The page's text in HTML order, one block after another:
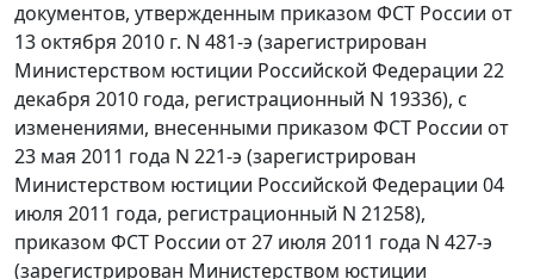
документов, утвержденным приказом ФСТ России от
13 октября 2010 г. N 481-э (зарегистрирован
Министерством юстиции Российской Федерации 22
декабря 2010 года, регистрационный N 19336), с
изменениями, внесенными приказом ФСТ России от
23 мая 2011 года N 221-э (зарегистрирован
Министерством юстиции Российской Федерации 04
июля 2011 года, регистрационный N 21258),
приказом ФСТ России от 27 июля 2011 года N 427-э
(зарегистрирован Министерством юстиции